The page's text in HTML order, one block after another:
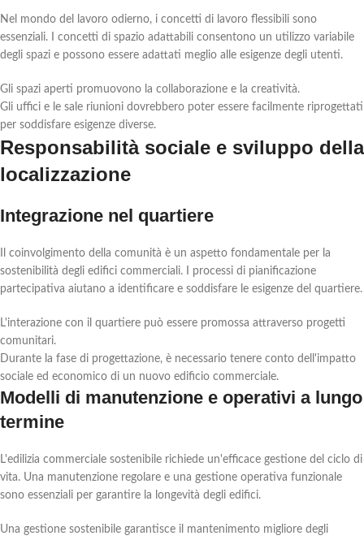
Nel mondo del lavoro odierno, i concetti di lavoro flessibili sono
essenziali. I concetti di spazio adattabili consentono un utilizzo variabile
degli spazi e possono essere adattati meglio alle esigenze degli utenti.
Gli spazi aperti promuovono la collaborazione e la creatività.
Gli uffici e le sale riunioni dovrebbero poter essere facilmente riprogettati
per soddisfare esigenze diverse.
Responsabilità sociale e sviluppo della
localizzazione
Integrazione nel quartiere
Il coinvolgimento della comunità è un aspetto fondamentale per la
sostenibilità degli edifici commerciali. I processi di pianificazione
partecipativa aiutano a identificare e soddisfare le esigenze del quartiere.
L'interazione con il quartiere può essere promossa attraverso progetti
comunitari.
Durante la fase di progettazione, è necessario tenere conto dell'impatto
sociale ed economico di un nuovo edificio commerciale.
Modelli di manutenzione e operativi a lungo
termine
L'edilizia commerciale sostenibile richiede un'efficace gestione del ciclo di
vita. Una manutenzione regolare e una gestione operativa funzionale
sono essenziali per garantire la longevità degli edifici.
Una gestione sostenibile garantisce il mantenimento migliore degli